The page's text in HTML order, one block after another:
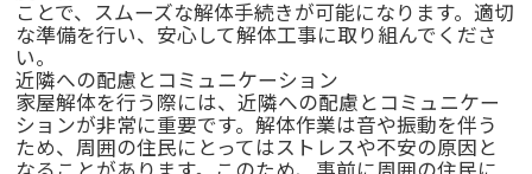
ことで、スムーズな解体手続きが可能になります。適切
な準備を行い、安心して解体工事に取り組んでくださ
い。
近隣への配慮とコミュニケーション
家屋解体を行う際には、近隣への配慮とコミュニケー
ションが非常に重要です。解体作業は音や振動を伴う
ため、周囲の住民にとってはストレスや不安の原因と